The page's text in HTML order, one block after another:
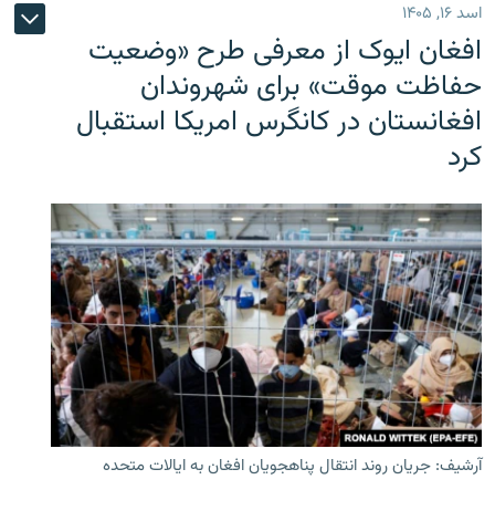
اسد ۱۶, ۱۴۰۵
افغان ایوک از معرفی طرح «وضعیت
حفاظت موقت» برای شهروندان
افغانستان در کانگرس امریکا استقبال
کرد
آرشیف: جریان روند انتقال پناهجویان افغان به ایالات متحده